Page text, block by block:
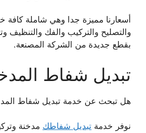
أسعارنا مميزة جدا وهي شاملة كافة
والتصليح والتركيب والفك والتنظيف
بقطع جديدة من الشركة المصنعة.
تبديل شفاط
هل تبحث عن خدمة تبديل شفاط
نوفر خدمة تبديل شفاطك مدخنة